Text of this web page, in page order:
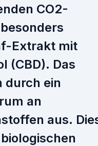
CO2-
Extrakt mit
(CBD). Das
durch ein
an
aus.